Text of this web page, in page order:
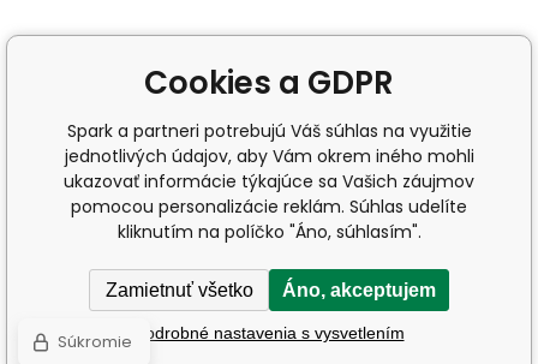
Cookies a GDPR
Spark a partneri potrebujú Váš súhlas na využitie
jednotlivých údajov, aby Vám okrem iného mohli
ukazovať informácie týkajúce sa Vašich záujmov
pomocou personalizácie reklám. Súhlas udelíte
kliknutím na políčko "Áno, súhlasím".
Zamietnuť všetko Áno, akceptujem
Podrobné nastavenia s vysvetlením
Súkromie